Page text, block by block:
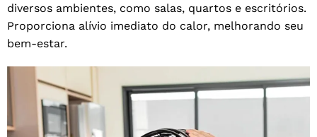
diversos ambientes, como salas, quartos e escritórios.
Proporciona alívio imediato do calor, melhorando seu
bem-estar.